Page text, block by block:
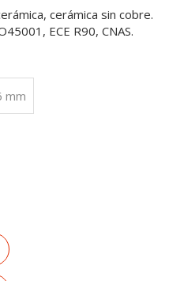
cerámica sin cobre.
ECE R90, CNAS.
mm